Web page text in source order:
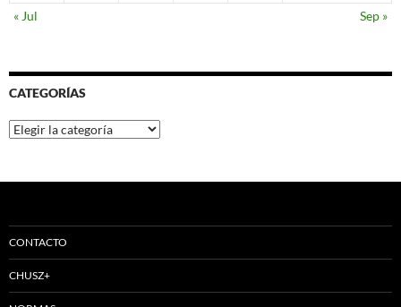
« Jul
Sep »
CATEGORÍAS
Categorías
CONTACTO
CHUSZ+